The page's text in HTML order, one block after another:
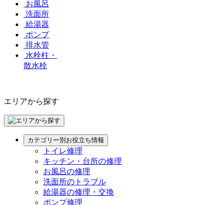
お風呂
洗面所
給湯器
ポンプ
排水管
水栓柱・
散水栓
エリアから探す
カテゴリー別お役立ち情報
トイレ修理
キッチン・台所の修理
お風呂の修理
洗面所のトラブル
給湯器の修理・交換
ポンプ修理